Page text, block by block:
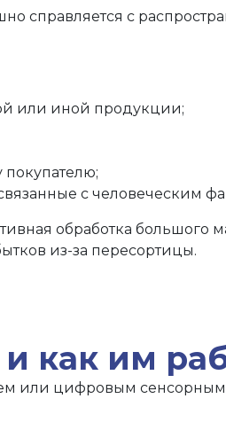
с
или иной продукции;
покупателю;
с человеческим
обработка
из-за пересортицы.
как им
или цифровым